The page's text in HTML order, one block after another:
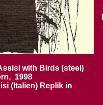
with Birds (steel)
1998
(Italien) Replik in